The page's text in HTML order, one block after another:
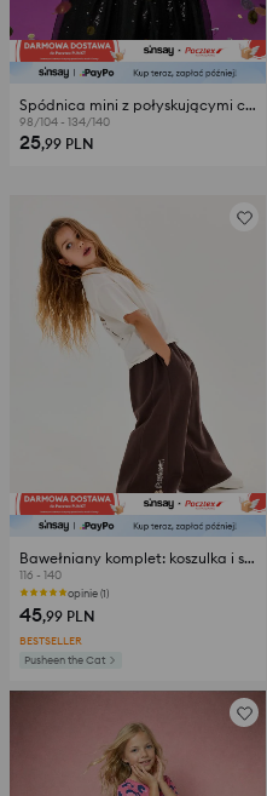
Spódnica mini z połyskującymi cekinami
98/104 - 134/140
25,99 PLN
Bawełniany komplet: koszulka i spodnie Pusheen the Cat
116 - 140
opinie (1)
45,99 PLN
BESTSELLER
Pusheen the Cat